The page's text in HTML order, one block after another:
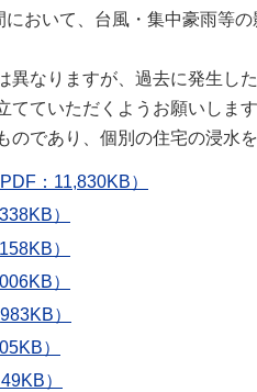
おいて、台風・集中豪雨等
なりますが、過去に発生し
ていただくようお願いします
であり、個別の住宅の浸水
：11,830KB）
）
）
）
）
）
）